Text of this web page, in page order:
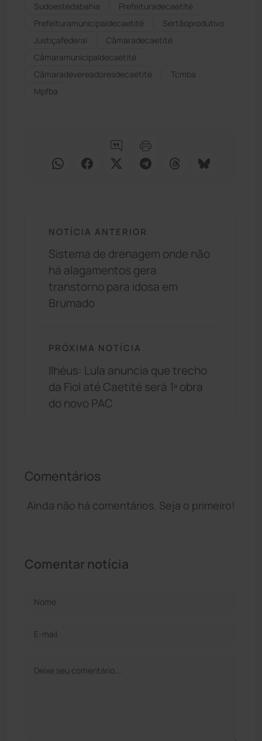
Sudoestedabahia
Prefeituradecaetité
Prefeituramunicipaldecaetité
Sertãoprodutivo
Justiçafederal
Câmaradecaetité
Câmaramunicipaldecaetité
Câmaradevereadoresdecaetité
Tcmba
Mpfba
NOTÍCIA ANTERIOR
Sistema de drenagem onde não
há alagamentos gera
transtorno para idosa em
Brumado
PRÓXIMA NOTÍCIA
Ilhéus: Lula anuncia que trecho
da Fiol até Caetité será 1ª obra
do novo PAC
Comentários
Ainda não há comentários. Seja o primeiro!
Comentar notícia